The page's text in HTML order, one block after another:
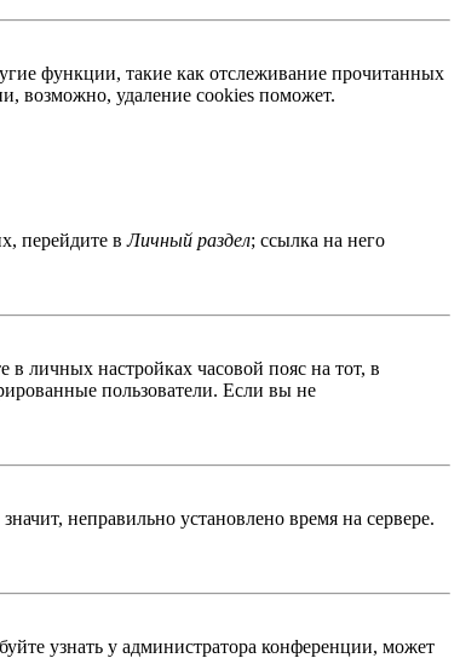
функции, такие как отслеживание прочитанных
возможно, удаление cookies поможет.
перейдите вЛичный раздел; ссылка на него
в личных настройках часовой пояс на тот, в
пользователи. Если вы не
неправильно установлено время на сервере.
узнать у администратора конференции, может